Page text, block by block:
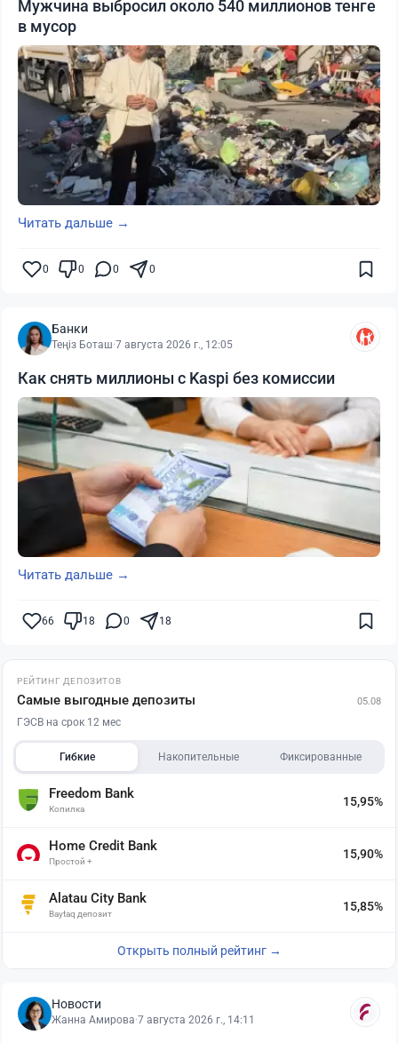
Мужчина выбросил около 540 миллионов тенге
в мусор
Читать дальше →
0 0 0 0
Банки
Теңіз Боташ·7 августа 2026 г., 12:05
Как снять миллионы с Kaspi без комиссии
Читать дальше →
66 18 0 18
РЕЙТИНГ ДЕПОЗИТОВ
Самые выгодные депозиты 05.08
ГЭСВ на срок 12 мес
Гибкие Накопительные Фиксированные
Freedom Bank
Копилка
15,95%
Home Credit Bank
Простой +
15,90%
Alatau City Bank
Baytaq депозит
15,85%
Открыть полный рейтинг →
Новости
Жанна Амирова·7 августа 2026 г., 14:11